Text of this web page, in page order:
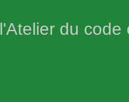
l'Atelier du